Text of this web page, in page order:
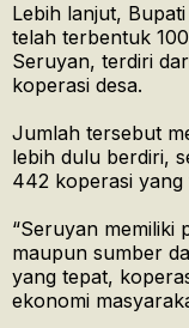
Lebih lanjut,
telah terbentuk
Seruyan, terdiri
koperasi desa.
Jumlah tersebut
lebih dulu berdiri,
442 koperasi
“Seruyan memiliki
maupun sumber
yang tepat,
ekonomi